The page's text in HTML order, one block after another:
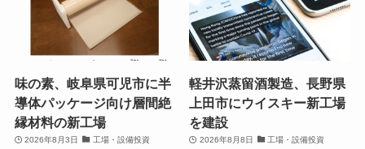
味の素、岐阜県可児市に半
導体パッケージ向け層間絶
縁材料の新工場
2026年8月3日 工場・設備投資
軽井沢蒸留酒製造、長野県
上田市にウイスキー新工場
を建設
2026年8月8日 工場・設備投資